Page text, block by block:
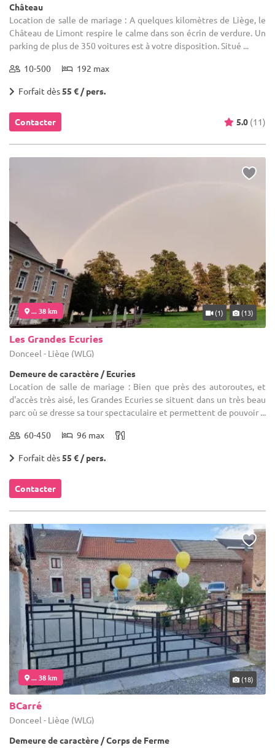
Château
Location de salle de mariage : A quelques kilomètres de Liège, le
Château de Limont respire le calme dans son écrin de verdure. Un
parking de plus de 350 voitures est à votre disposition. Situé ...
10-500 192 max
Forfait dès55 € / pers.
Contacter 5.0 (11)
... 38 km (1) (13)
Les Grandes Ecuries
Donceel - Liège (WLG)
Demeure de caractère / Ecuries
Location de salle de mariage : Bien que près des autoroutes, et
d'accès très aisé, les Grandes Ecuries se situent dans un très beau
parc où se dresse sa tour spectaculaire et permettent de pouvoir ...
60-450 96 max
Forfait dès55 € / pers.
Contacter
... 38 km (18)
BCarré
Donceel - Liège (WLG)
Demeure de caractère / Corps de Ferme